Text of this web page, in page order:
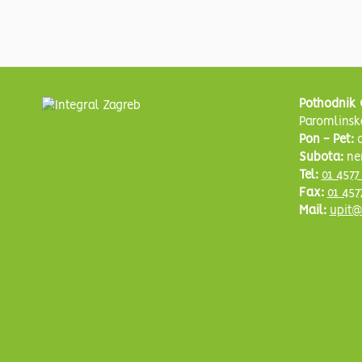
Pothodnik
Pon - Pet:
Subota:
Tel: 01
Fax: 01
Mail: